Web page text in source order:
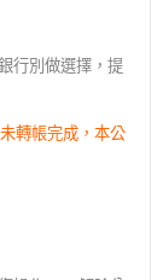
行別做選擇，提
轉帳完成，本公